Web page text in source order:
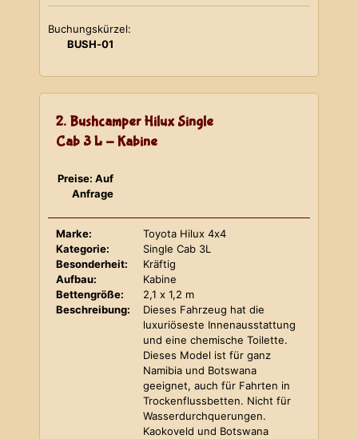
Buchungskürzel:
BUSH-01
2. Bushcamper Hilux Single
Cab 3 L - Kabine
Preise: Auf
Anfrage
Marke:
Toyota Hilux 4x4
Kategorie:
Single Cab 3L
Besonderheit:
Kräftig
Aufbau:
Kabine
Bettengröße:
2,1 x 1,2 m
Beschreibung:
Dieses Fahrzeug hat die
luxuriöseste Innenausstattung
und eine chemische Toilette.
Dieses Model ist für ganz
Namibia und Botswana
geeignet, auch für Fahrten in
Trockenflussbetten. Nicht für
Wasserdurchquerungen.
Kaokoveld und Botswana